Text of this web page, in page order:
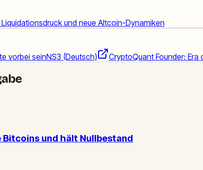
und neue Altcoin-Dynamiken
vorbei seinNS3 (Deutsch) CryptoQuant Founder:
und hält Nullbestand